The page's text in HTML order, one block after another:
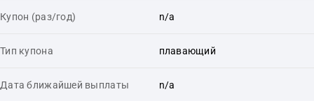
Купон (раз/год) n/a
Тип купона плавающий
Дата ближайшей выплаты n/a